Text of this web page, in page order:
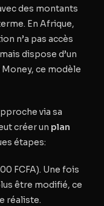
des montants
En Afrique,
n’a pas accès
dispose d’un
ce modèle
via sa
créer un plan
étapes:
FCFA). Une fois
être modifié, ce
réaliste.